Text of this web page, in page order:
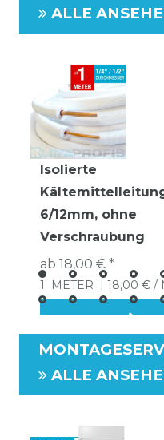
ALLE
Isolierte
6/12mm, ohne
Verschraubung
ab 18,00 € *
1 METER | 18,00 € /
ALLE